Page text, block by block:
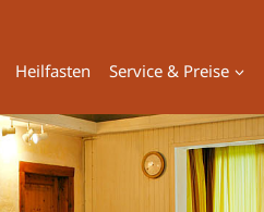
Heilfasten Service & Preise